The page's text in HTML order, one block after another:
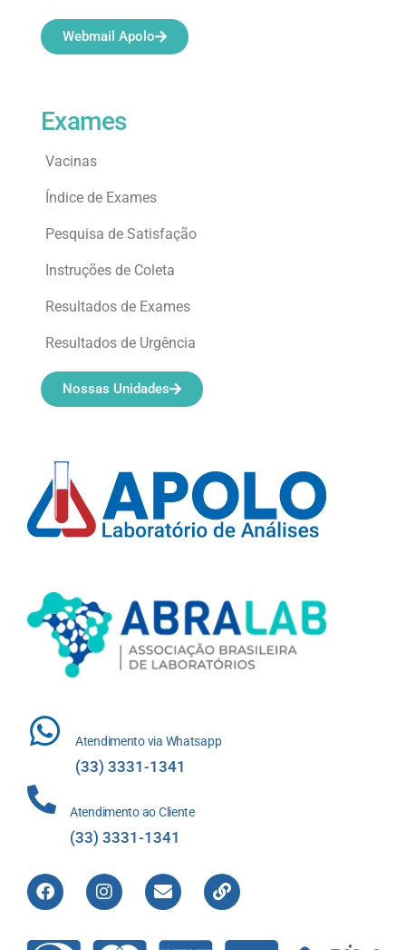
Atendimento via Whatsapp
(33) 3331-1341
Atendimento ao Cliente
(33) 3331-1341
Exames
Vacinas
Índice de Exames
Pesquisa de Satisfação
Instruções de Coleta
Resultados de Exames
Resultados de Urgência
Nossas Unidades
Webmail Apolo